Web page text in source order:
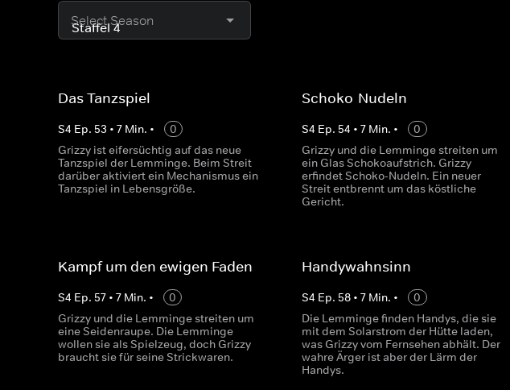
Select Season
Das Tanzspiel
S4 Ep. 53 • 7 Min. •
0
Grizzy ist eifersüchtig auf das neue
Tanzspiel der Lemminge. Beim Streit
darüber aktiviert ein Mechanismus ein
Tanzspiel in Lebensgröße.
Schoko-Nudeln
S4 Ep. 54 •7 Min. •
0
Grizzy und die Lemminge streiten um
ein Glas Schokoaufstrich. Grizzy
erfindet Schoko-Nudeln. Ein neuer
Streit entbrennt um das köstliche
Gericht.
Kampf um den ewigen Faden
S4 Ep. 57 • 7 Min. •
0
Grizzy und die Lemminge streiten um
eine Seidenraupe. Die Lemminge
wollen sie als Spielzeug, doch Grizzy
braucht sie für seine Strickwaren.
Handywahnsinn
S4 Ep. 58 •7 Min. •
0
Die Lemminge finden Handys, die sie
mit dem Solarstrom der Hütte laden,
was Grizzy vom Fernsehen abhält. Der
wahre Ärger ist aber der Lärm der
Handys.